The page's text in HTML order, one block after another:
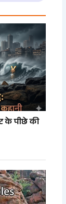
के पीछे की